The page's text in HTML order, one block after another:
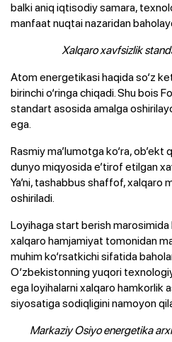
balki aniq iqtisodiy samara,
manfaat nuqtai nazaridan
Xalqaro xavfsizlik
Atom energetikasi haqida so‘z
birinchi o‘ringa chiqadi. Shu bois
standart asosida amalga
ega.
Rasmiy ma’lumotga ko‘ra,
dunyo miqyosida e’tirof etilgan
Ya’ni, tashabbus shaffof, xalqaro
oshiriladi.
Loyihaga start berish
xalqaro hamjamiyat tomonidan
muhim ko‘rsatkichi sifatida
O‘zbekistonning yuqori
ega loyihalarni xalqaro hamkorlik
siyosatiga sodiqligini namoyon
Markaziy Osiyo energetika